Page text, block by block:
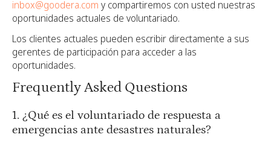
inbox@goodera.com y compartiremos con usted nuestras
oportunidades actuales de voluntariado.
Los clientes actuales pueden escribir directamente a sus
gerentes de participación para acceder a las
oportunidades.
Frequently Asked Questions
1. ¿Qué es el voluntariado de respuesta a
emergencias ante desastres naturales?